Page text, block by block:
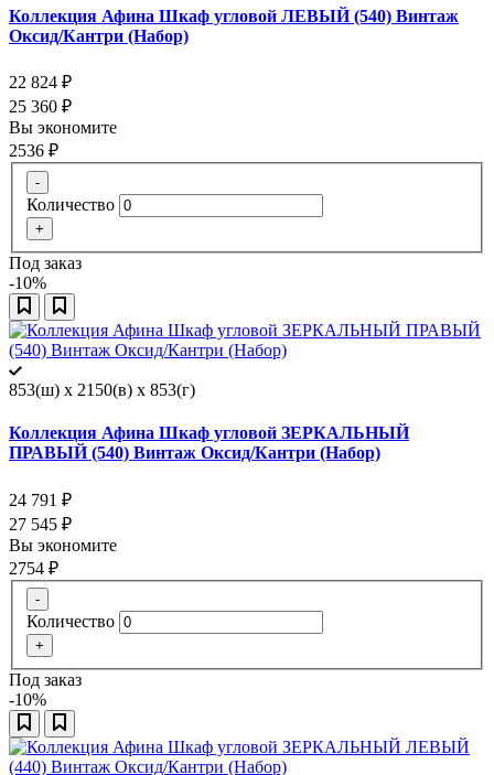
Коллекция Афина Шкаф угловой ЛЕВЫЙ (540) Винтаж
Оксид/Кантри (Набор)
22 824 ₽
25 360 ₽
Вы экономите
2536 ₽
-
Количество
+
Под заказ
-10%
853(ш) x 2150(в) x 853(г)
Коллекция Афина Шкаф угловой ЗЕРКАЛЬНЫЙ
ПРАВЫЙ (540) Винтаж Оксид/Кантри (Набор)
24 791 ₽
27 545 ₽
Вы экономите
2754 ₽
-
Количество
+
Под заказ
-10%